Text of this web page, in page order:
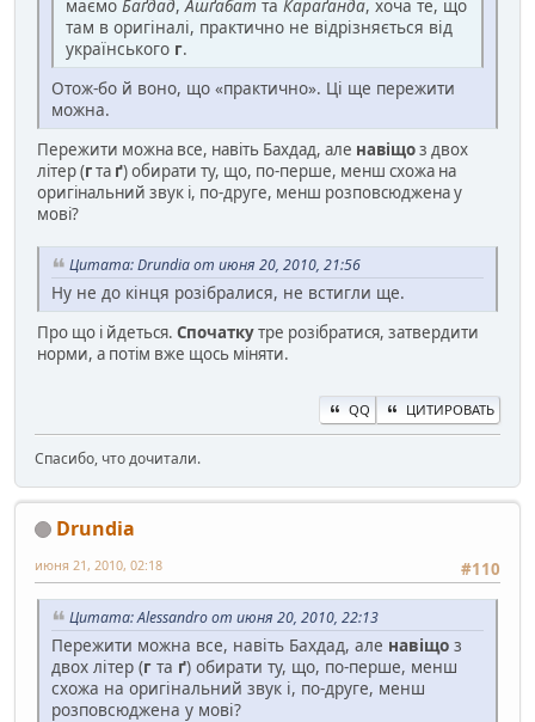
маємо Баґдад, Ашґабат та Караґанда, хоча те, що
там в оригіналі, практично не відрізняється від
українського г.
Отож-бо й воно, що «практично». Ці ще пережити
можна.
Пережити можна все, навіть Бахдад, але навіщоз двох
літер (гта ґ) обирати ту, що, по-перше, менш схожа на
оригінальний звук і, по-друге, менш розповсюджена у
мові?
Цитата: Drundia от июня 20, 2010, 21:56
Ну не до кінця розібралися, не встигли ще.
Про що і йдеться. Спочаткутре розібратися, затвердити
норми, а потім вже щось міняти.
QQ ЦИТИРОВАТЬ
Спасибо, что дочитали.
Drundia
#110
июня 21, 2010, 02:18
Цитата: Alessandro от июня 20, 2010, 22:13
Пережити можна все, навіть Бахдад, але навіщо з
двох літер (г та ґ) обирати ту, що, по-перше, менш
схожа на оригінальний звук і, по-друге, менш
розповсюджена у мові?